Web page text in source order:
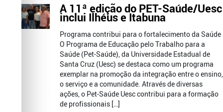
A 11ª edição do PET-Saúde/Uesc
inclui Ilhéus e Itabuna
Programa contribui para o fortalecimento da Saúde
O Programa de Educação pelo Trabalho para a
Saúde (Pet-Saúde), da Universidade Estadual de
Santa Cruz (Uesc) se destaca como um programa
exemplar na promoção da integração entre o ensino,
o serviço e a comunidade. Através de diversas
ações, o Pet-Saúde Uesc contribui para a formação
de profissionais […]